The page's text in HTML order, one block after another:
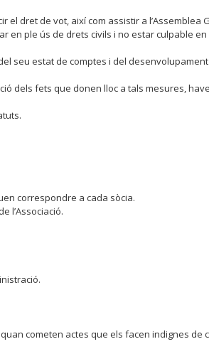
dret de vot, així com assistir a l’Assemblea
en ple ús de drets civils i no estar culpable
seu estat de comptes i del
dels fets que donen lloc a tals mesures,
correspondre a cada sòcia.
l’Associació.
cometen actes que els facen indignes